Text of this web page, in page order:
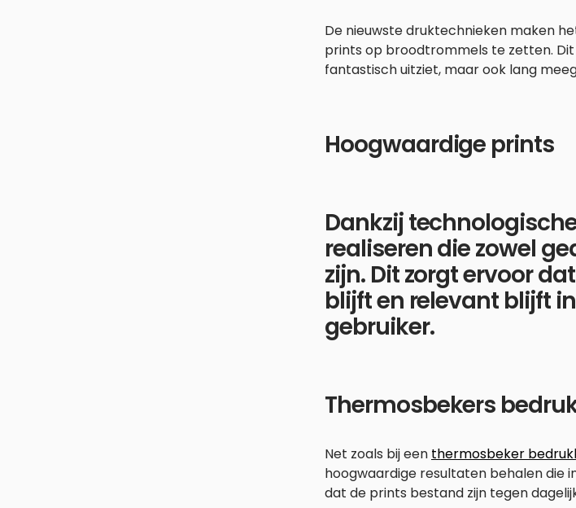
De nieuwste druktechnieken maken
prints op broodtrommels te zetten.
fantastisch uitziet, maar ook lang
Hoogwaardige prints
Dankzij
realiseren die zowel
zijn. Dit zorgt ervoor
blijft en relevant blijft
gebruiker.
Thermosbekers
Net zoals bij een thermosbeker
hoogwaardige resultaten behalen die
dat de prints bestand zijn tegen